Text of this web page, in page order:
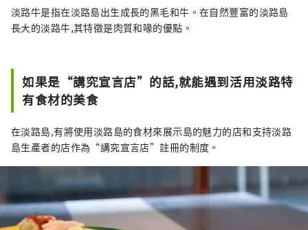
淡路牛是指在淡路島出生成長的黑毛和牛。在自然豐富的淡路島
長大的淡路牛,其特徵是肉質和喙的優點。
如果是“講究宣言店”的話,就能遇到活用淡路特
有食材的美食
在淡路島,有將使用淡路島的食材來展示島的魅力的店和支持淡路
島生產者的店作為“講究宣言店”註冊的制度。